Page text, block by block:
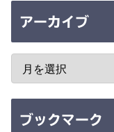
アーカイブ
ブックマーク